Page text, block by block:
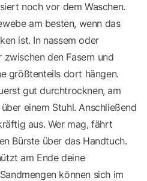
noch vor dem Waschen.
am besten, wenn das
ist. In nassem oder
den Fasern und
größtenteils dort hängen.
gut durchtrocknen, am
einem Stuhl. Anschließend
aus. Wer mag, fährt
Bürste über das Handtuch.
am Ende deine
können sich im